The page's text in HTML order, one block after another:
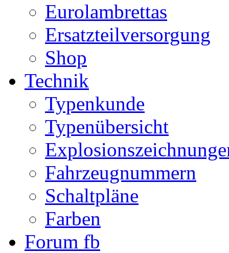
Eurolambrettas
Ersatzteilversorgung
Shop
Technik
Typenkunde
Typenübersicht
Fahrzeugnummern
Schaltpläne
Farben
Forum fb